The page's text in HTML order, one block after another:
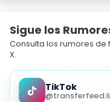
Sigue los
Consulta los rumores de
X.
TikTok